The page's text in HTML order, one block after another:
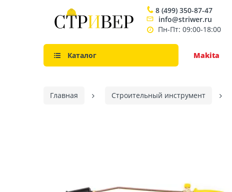
8 (499) 350-87-47
info@striwer.ru
Пн-Пт: 09:00-18:00
Каталог Makita
Главная Строительный инструмент